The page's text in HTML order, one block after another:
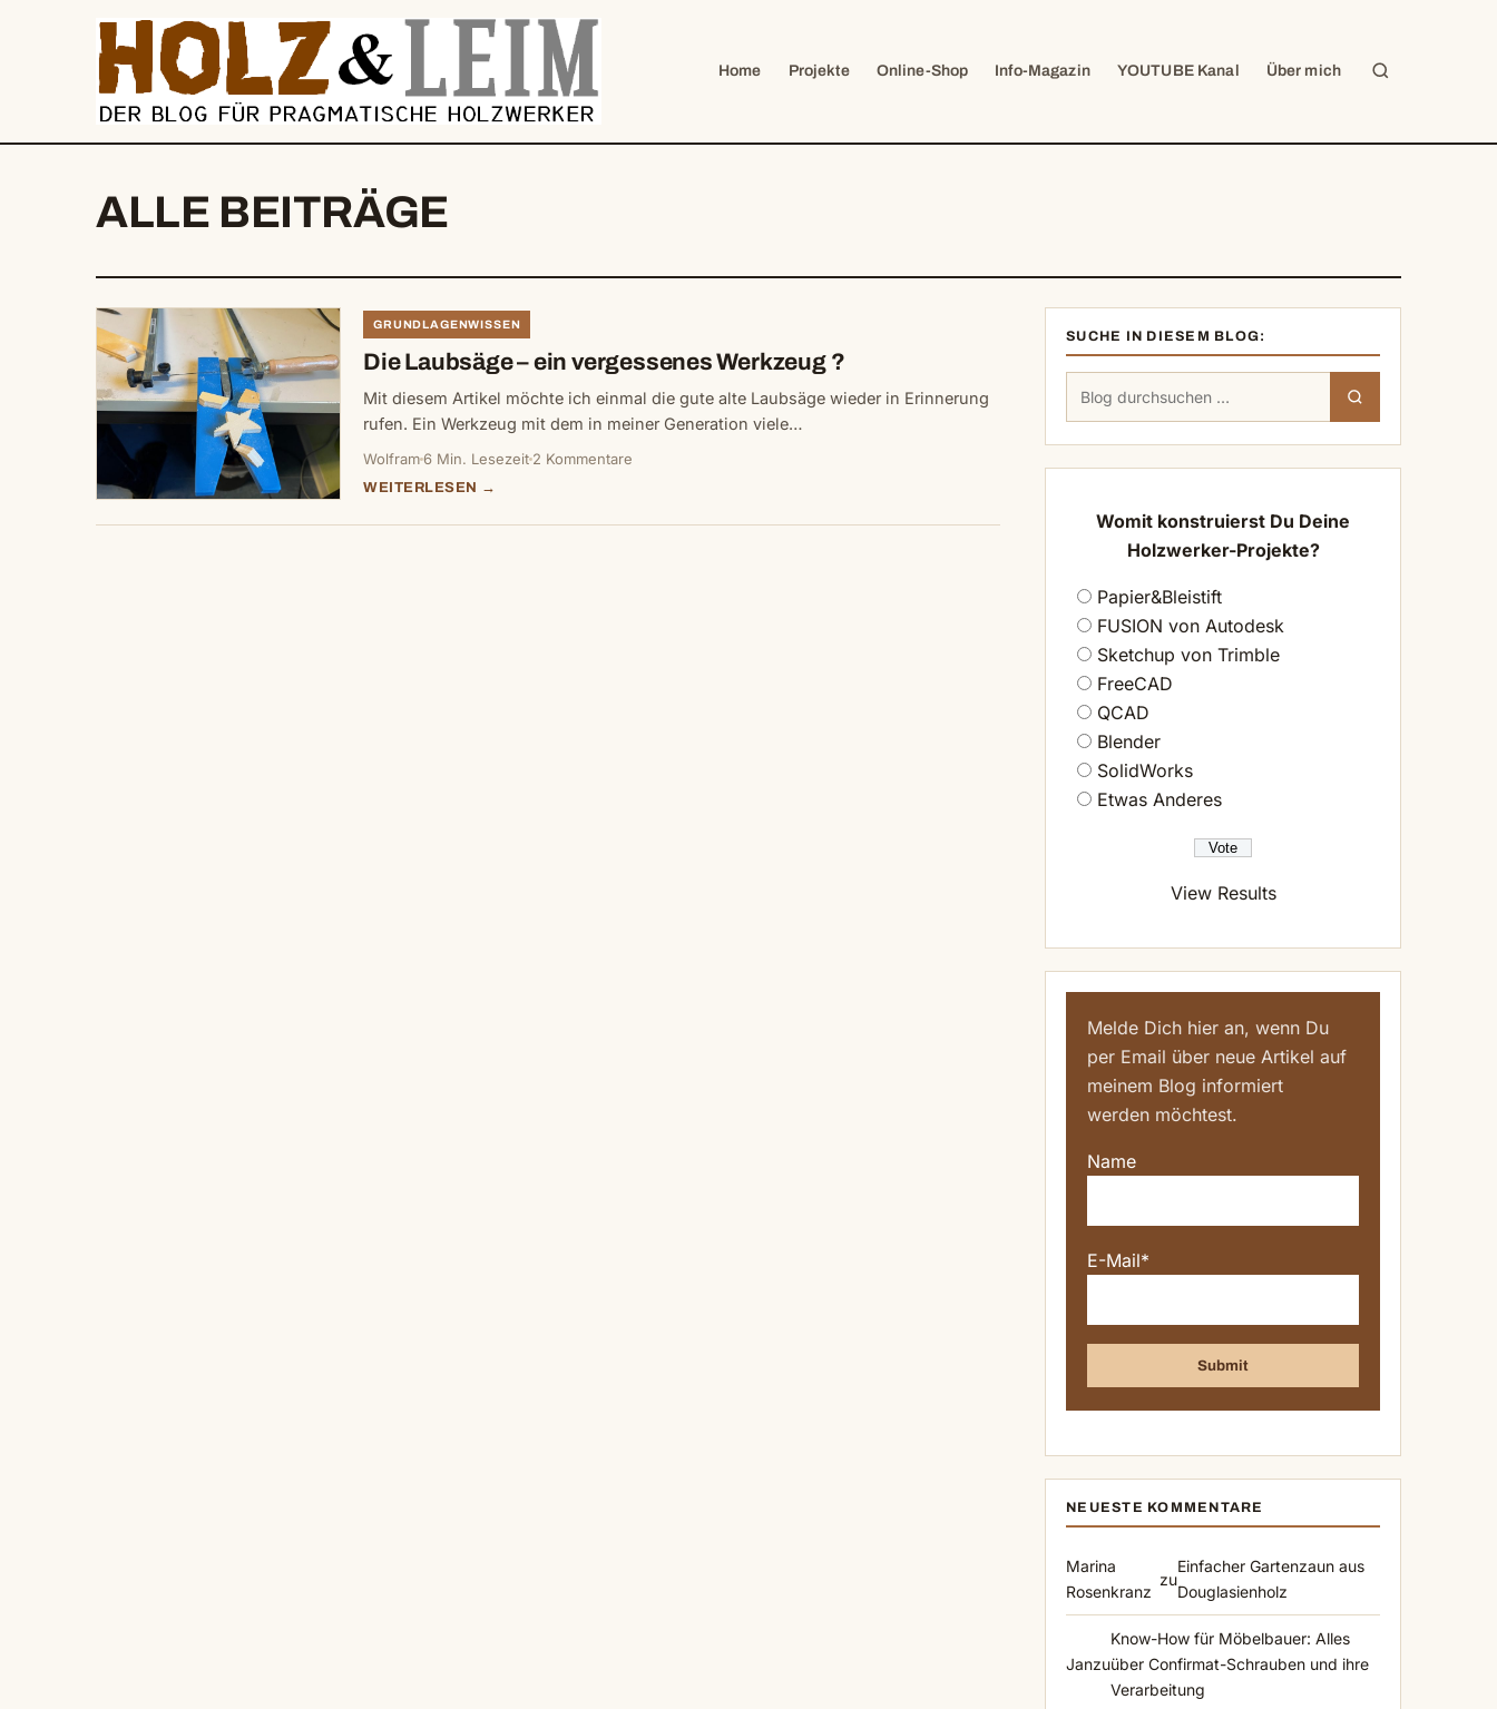
Home Projekte Online-Shop Info-Magazin YOUTUBE Kanal Über mich
Suche
ALLE BEITRÄGE
GRUNDLAGENWISSEN
Die Laubsäge – ein vergessenes Werkzeug ?
Mit diesem Artikel möchte ich einmal die gute alte Laubsäge wieder in Erinnerung
rufen. Ein Werkzeug mit dem in meiner Generation viele…
Wolfram6 Min. Lesezeit 2 Kommentare
WEITERLESEN →
SUCHE IN DIESEM BLOG:
nach:
Womit konstruierst Du Deine
Holzwerker-Projekte?
Papier&Bleistift
FUSION von Autodesk
Sketchup von Trimble
FreeCAD
QCAD
Blender
SolidWorks
Etwas Anderes
View Results
Melde Dich hier an, wenn Du
per Email über neue Artikel auf
meinem Blog informiert
werden möchtest.
Name
E-Mail*
NEUESTE KOMMENTARE
Marina
Rosenkranz
zu
Einfacher Gartenzaun aus
Douglasienholz
Janzu
Know-How für Möbelbauer: Alles
über Confirmat-Schrauben und ihre
Verarbeitung